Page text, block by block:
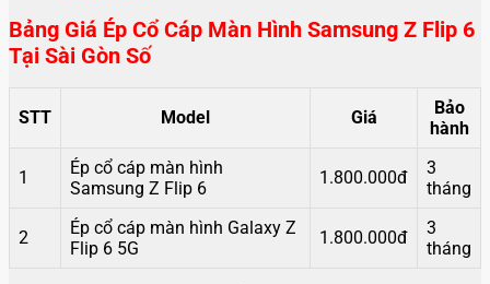
Bảng Giá Ép Cổ Cáp Màn Hình Samsung Z Flip 6
Tại Sài Gòn Số
STT Model Giá
Bảo
hành
1
Ép cổ cáp màn hình
Samsung Z Flip 6
1.800.000đ
3
tháng
2
Ép cổ cáp màn hình Galaxy Z
Flip 6 5G
1.800.000đ
3
tháng